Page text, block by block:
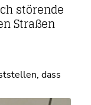
störende
Straßen
dass